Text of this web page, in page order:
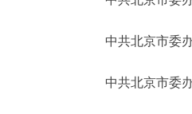
绿色北
中共北京市委办
中共北京市委办